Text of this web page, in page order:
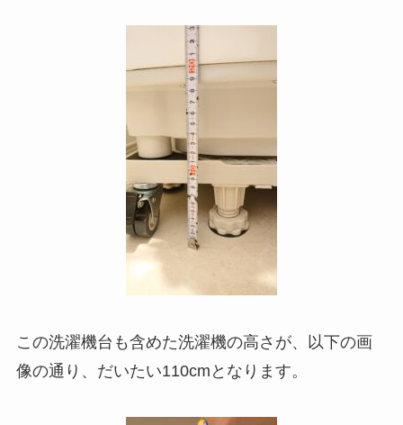
この洗濯機台も含めた洗濯機の高さが、以下の画
像の通り、だいたい110cmとなります。